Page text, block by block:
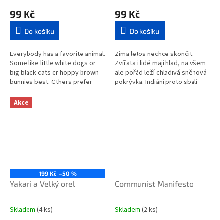
99 Kč
Do košíku
Everybody has a favorite animal.
Some like little white dogs or
big black cats or hoppy brown
bunnies best. Others prefer
squishy snails or tall giraffes or
sleek black...
99 Kč
Do košíku
Zima letos nechce skončit.
Zvířata i lidé mají hlad, na všem
ale pořád leží chladivá sněhová
pokrývka. Indiáni proto sbalí
svůj tábor a vydají se na jih
Akce
199 Kč –50 %
Yakari a Velký orel
Skladem (4 ks)
Communist Manifesto
Skladem (2 ks)